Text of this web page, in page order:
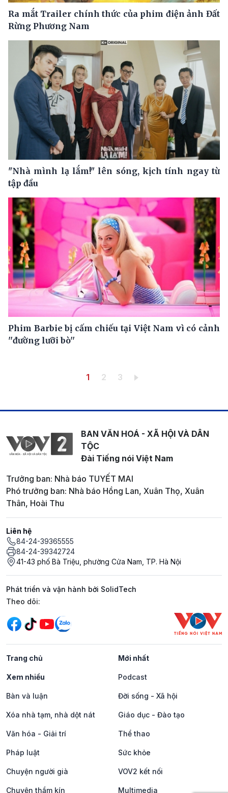
Ra mắt Trailer chính thức của phim điện ảnh Đất
Rừng Phương Nam
"Nhà mình lạ lắm!" lên sóng, kịch tính ngay từ
tập đầu
Phim Barbie bị cấm chiếu tại Việt Nam vì có cảnh
''đường lưỡi bò''
Trang hiện thời
1 Trang
2 Trang
3
BAN VĂN HOÁ - XÃ HỘI VÀ DÂN
TỘC
Đài Tiếng nói Việt Nam
Trưởng ban: Nhà báo TUYẾT MAI
Phó trưởng ban: Nhà báo Hồng Lan, Xuân Thọ, Xuân
Thân, Hoài Thu
Liên hệ
84-24-39365555
84-24-39342724
41-43 phố Bà Triệu, phường Cửa Nam, TP. Hà Nội
Phát triển và vận hành bởi SolidTech
Mạng xã hội
Theo dõi:
Trang chủ Mới nhất
Xem nhiều Podcast
Bàn và luận Đời sống - Xã hội
Xóa nhà tạm, nhà dột nát Giáo dục - Đào tạo
Văn hóa - Giải trí Thể thao
Pháp luật Sức khỏe
Chuyện người già VOV2 kết nối
Chuyện thầm kín Multimedia